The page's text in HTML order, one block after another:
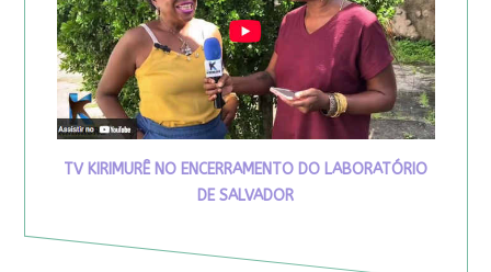
TV KIRIMURÊ NO ENCERRAMENTO DO LABORATÓRIO
DE SALVADOR